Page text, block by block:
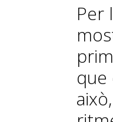
Per
que